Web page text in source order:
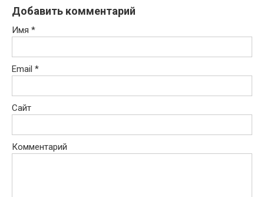
Добавить комментарий
Имя *
Email *
Сайт
Комментарий